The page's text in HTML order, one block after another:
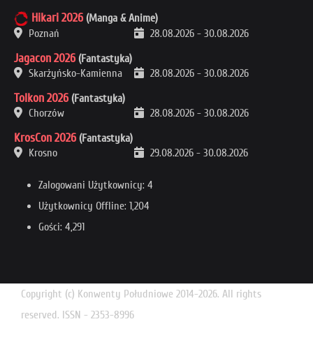
Hikari 2026 (Manga & Anime)
Poznań
28.08.2026 - 30.08.2026
Jagacon 2026 (Fantastyka)
Skarżyńsko-Kamienna
28.08.2026 - 30.08.2026
Tolkon 2026 (Fantastyka)
Chorzów
28.08.2026 - 30.08.2026
KrosCon 2026 (Fantastyka)
Krosno
29.08.2026 - 30.08.2026
Zalogowani Użytkownicy: 4
Użytkownicy Offline: 1,204
Gości: 4,291
Copyright (c) Konwenty Południowe 2014-2026. All rights
reserved. ISSN - 2353-8996